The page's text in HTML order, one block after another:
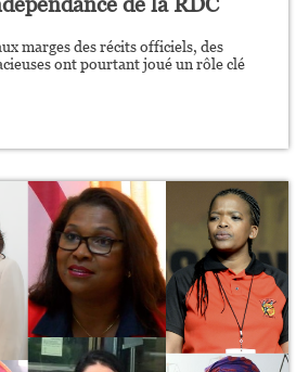
marges des récits officiels, des
ont pourtant joué un rôle clé